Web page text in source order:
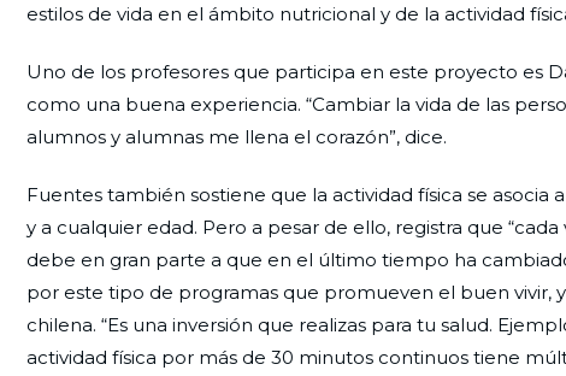
estilos de vida en el ámbito nutricional y de la actividad
Uno de los profesores que participa en este proyecto es
como una buena experiencia. “Cambiar la vida de las
alumnos y alumnas me llena el corazón”, dice.
Fuentes también sostiene que la actividad física se
y a cualquier edad. Pero a pesar de ello, registra que
debe en gran parte a que en el último tiempo ha
por este tipo de programas que promueven el buen vivir,
chilena. “Es una inversión que realizas para tu salud.
actividad física por más de 30 minutos continuos tiene